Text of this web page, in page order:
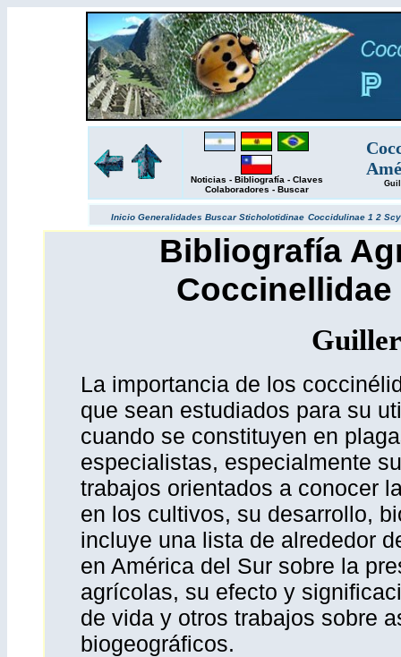
Noticias - Bibliografía - Claves
Colaboradores - Buscar
Inicio Generalidades BuscarSticholotidinae Coccidulinae 1 2
Bibliografía
Coccinellidae
La importancia de los
que sean estudiados para su
cuando se constituyen en
especialistas, especialmente
trabajos orientados a conocer
en los cultivos, su desarrollo,
incluye una lista de alrededor
en América del Sur sobre la
agrícolas, su efecto y
de vida y otros trabajos sobre
biogeográficos.